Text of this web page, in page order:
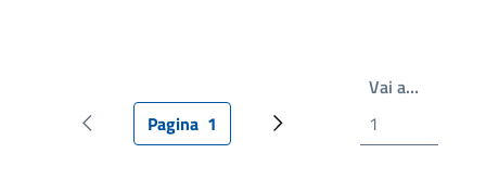
Pagina precedentePagina attuale
Pagina 1 Prossima pagina
Vai a…